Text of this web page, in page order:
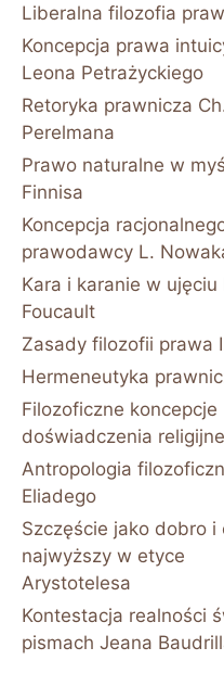
Liberalna filozofia
Koncepcja prawa
Leona Petrażyckiego
Retoryka prawnicza
Perelmana
Prawo naturalne w
Finnisa
Koncepcja
prawodawcy L.
Kara i karanie w ujęciu
Foucault
Zasady filozofii prawa
Hermeneutyka
Filozoficzne koncepcje
doświadczenia
Antropologia
Eliadego
Szczęście jako dobro i
najwyższy w etyce
Arystotelesa
Kontestacja realności
pismach Jeana